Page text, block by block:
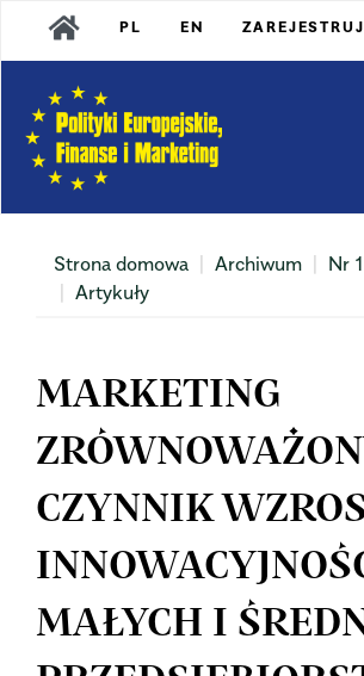
Main
Navigation
Content
Sidebar
PL EN ZAREJESTRUJ
Strona domowa Archiwum
Nr
Artykuły
MARKETING
CZYNNIK
MAŁYCH I